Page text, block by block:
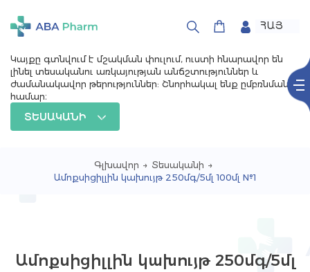
ՀԱՅ
Կայքը գտնվում է մշակման փուլում, ուստի հնարավոր են
լինել տեսականու առկայության անճշտություններ և
ժամանակավոր թերություններ: Շնորհակալ ենք ըմբռնման
համար։
ՏԵՍԱԿԱՆԻ
Գլխավոր → Տեսականի →
Ամոքսիցիլլին կախույթ 250մգ/5մլ 100մլ №1
Ամոքսիցիլլին կախույթ 250մգ/5մլ